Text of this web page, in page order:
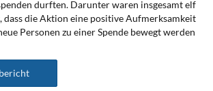
durften. Darunter waren insgesamt elf
dass die Aktion eine positive Aufmerksamkeit
Personen zu einer Spende bewegt werden